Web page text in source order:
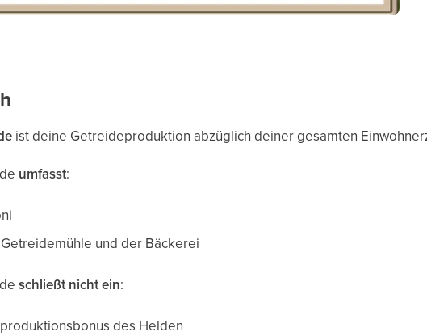
ist deine Getreideproduktion abzüglich deiner gesamten
umfasst:
und der Bäckerei
schließt nicht ein:
des Helden